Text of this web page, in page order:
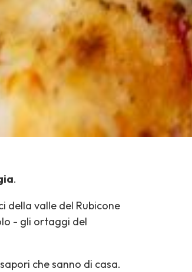
.
della valle del Rubicone
- gli ortaggi del
che sanno di casa.